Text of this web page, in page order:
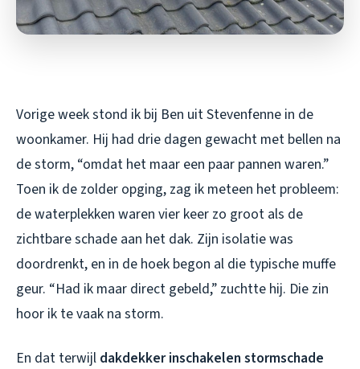
Vorige week stond ik bij Ben uit Stevenfenne in de
woonkamer. Hij had drie dagen gewacht met bellen na
de storm, “omdat het maar een paar pannen waren.”
Toen ik de zolder opging, zag ik meteen het probleem:
de waterplekken waren vier keer zo groot als de
zichtbare schade aan het dak. Zijn isolatie was
doordrenkt, en in de hoek begon al die typische muffe
geur. “Had ik maar direct gebeld,” zuchtte hij. Die zin
hoor ik te vaak na storm.
En dat terwijl dakdekker inschakelen stormschade